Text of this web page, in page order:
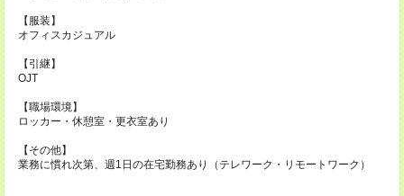
【服装】
オフィスカジュアル
【引継】
OJT
【職場環境】
ロッカー・休憩室・更衣室あり
【その他】
業務に慣れ次第、週1日の在宅勤務あり（テレワーク・リモートワーク）